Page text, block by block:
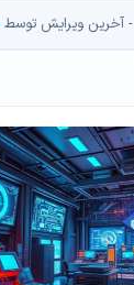
- آخرین ویرایش توسط